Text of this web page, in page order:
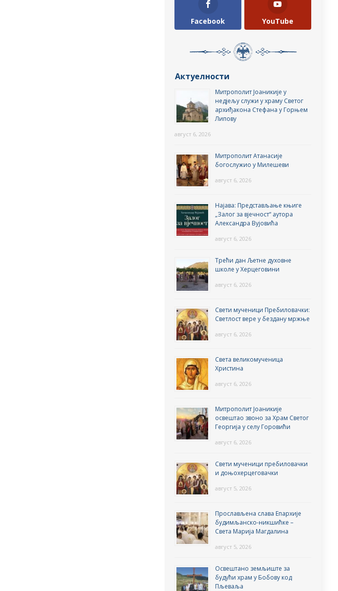
Facebook YouTube
Актуелности
Митрополит Јоаникије у
недјељу служи у храму Светог
архиђакона Стефана у Горњем
Липову
август 6, 2026
Митрополит Атанасије
богослужио у Милешеви
август 6, 2026
Најава: Представљање књиге
„Залог за вјечност“ аутора
Александра Вујовића
август 6, 2026
Трећи дан Љетне духовне
школе у Херцеговини
август 6, 2026
Свети мученици Пребиловачки:
Светлост вере у бездану мржње
август 6, 2026
Света великомученица
Христина
август 6, 2026
Митрополит Јоаникије
освештао звоно за Храм Светог
Георгија у селу Горовићи
август 6, 2026
Свети мученици пребиловачки
и доњохерцеговачки
август 5, 2026
Прослављена слава Епархије
будимљанско-никшићке –
Света Марија Магдалина
август 5, 2026
Освештано земљиште за
будући храм у Бобову код
Пљеваља